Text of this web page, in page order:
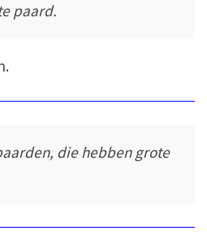
paard.
die hebben grote